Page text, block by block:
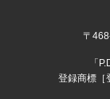
〒
「
登録商標［